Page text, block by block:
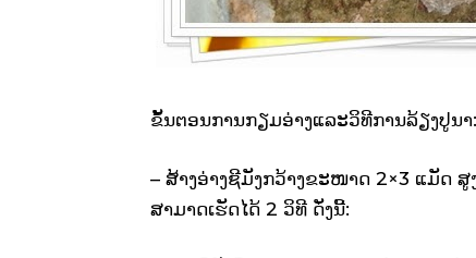
ຂັ້ນຕອນການກຽມອ່າງແລະວິທີການລ້ຽງປູນາ:
– ສ້າງອ່າງຊີມັງກວ້າງຂະໜາດ 2×3 ແມັດ ສູ
ສາມາດເຮັດໄດ້ 2 ວິທີ ດັ່ງນີ້: